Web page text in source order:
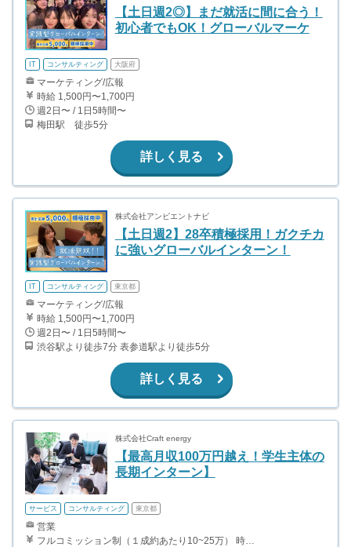
【土日週2◎】まだ就活に間に合う！
初心者でもOK！グローバルマーケ
IT コンサルティング 大阪府
マーケティング/広報
時給 1,500円〜1,700円
週2日〜 / 1日5時間〜
梅田駅 徒歩5分
詳しく見る
株式会社アンビエントナビ
【土日週2】28卒積極採用！ガクチカ
に強いグローバルインターン！
IT コンサルティング 東京都
マーケティング/広報
時給 1,500円〜1,700円
週2日〜 / 1日5時間〜
渋谷駅より徒歩7分 表参道駅より徒歩5分
詳しく見る
株式会社Craft energy
【最高月収100万円越え！学生主体の
長期インターン】
サービス コンサルティング 東京都
営業
フルコミッション制（１成約あたり10~25万） 時給換算で（2000円〜2500円）程度が目安となります。 月100万を稼ぐ学生多数在籍しています。 ■収入例 〇入社1か月目（早稲田大学2年生） 役職：アポインター 月間1契約×10万円＝10万円 ＋交通費 〇入社3か月目（明治大学2年生） 役職：アポインター 月間2契約×13万円＝26万円 ＋交通費 〇入社6か月目（慶應義塾大学3年生） 役職：アポインター 月間5契約×15万円＝75万円 ＋交通費 〇入社15か月目（東京大学3年生） 役職：クローザー 月間3契約×25万=75万円 ＋交通費 交通費支給あり